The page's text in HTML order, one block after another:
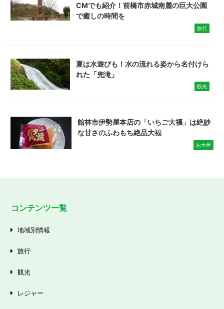
CMでも紹介！前橋市赤城南麓の巨大公園
で癒しの時間を
旅行
夏は水遊びも！水の流れる姿から名付けら
れた「兜滝」
観光
館林市伊勢屋本店の「いちご大福」は絶妙
な甘さのふわもち絶品大福
お土産
コンテンツ一覧
地域別情報
旅行
観光
レジャー